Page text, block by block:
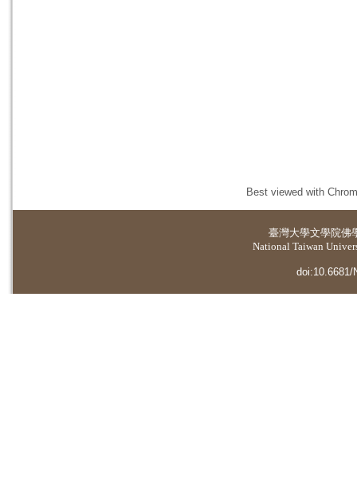
Best viewed with
臺灣大學文學院佛
National Taiwan
doi:10.6681/